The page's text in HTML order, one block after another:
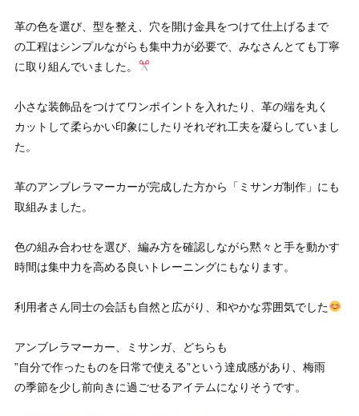
革の色を選び、型を整え、穴を開け金具をつけて仕上げるまで
の工程はシンプルながらも集中力が必要で、みなさんとても丁寧
に取り組んでいました。
小さな装飾品をつけてワンポイントを入れたり、革の端を丸く
カットして柔らかい印象にしたりそれぞれ工夫を凝らしていまし
た。
革のアンブレラマーカーが完成した方から「ミサンガ制作」にも
取組みました。
色の組み合わせを選び、編み方を確認しながら黙々と手を動かす
時間は集中力を高める良いトレーニングにもなります。
利用者さん同士の会話も自然と広がり、和やかな雰囲気でした
アンブレラマーカー、ミサンガ、どちらも
”自分で作ったものを日常で使える”という達成感があり、梅雨
の季節を少し前向きに過ごせるアイテムになりそうです。